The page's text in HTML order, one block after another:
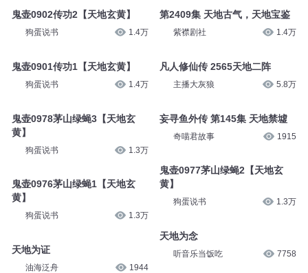
鬼壶0902传功2【天地玄黄】
狗蛋说书 1.4万
鬼壶0901传功1【天地玄黄】
狗蛋说书 1.4万
鬼壶0978茅山绿蝇3【天地玄
黄】
狗蛋说书 1.3万
鬼壶0976茅山绿蝇1【天地玄
黄】
狗蛋说书 1.3万
天地为证
油海泛舟 1944
第2409集 天地古气，天地宝鉴
紫襟剧社 1.4万
凡人修仙传 2565天地二阵
主播大灰狼 5.8万
妄寻鱼外传 第145集 天地禁墟
奇喵君故事 1915
鬼壶0977茅山绿蝇2【天地玄
黄】
狗蛋说书 1.3万
天地为念
听音乐当饭吃 7758